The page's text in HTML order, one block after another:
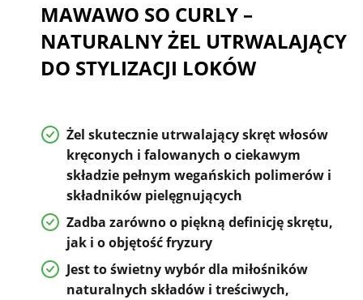
MAWAWO SO CURLY –
NATURALNY ŻEL UTRWALAJĄCY
DO STYLIZACJI LOKÓW
Żel skutecznie utrwalający skrętwłosów
kręconych i falowanych o ciekawym
składzie pełnym wegańskich polimerów i
składników pielęgnujących
Zadba zarówno o piękną definicję skrętu,
jak i oobjętość fryzury
Jest to świetny wybór dla miłośników
naturalnych składów i treściwych,